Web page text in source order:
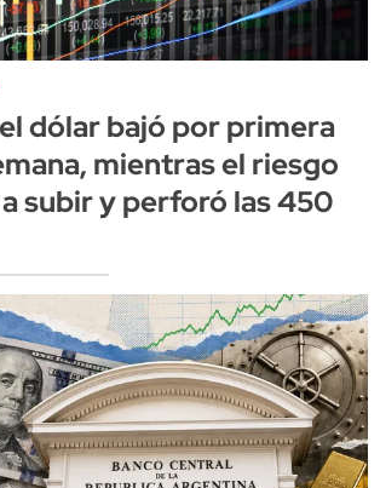
dólar bajó por primera
mientras el riesgo
subir y perforó las 450